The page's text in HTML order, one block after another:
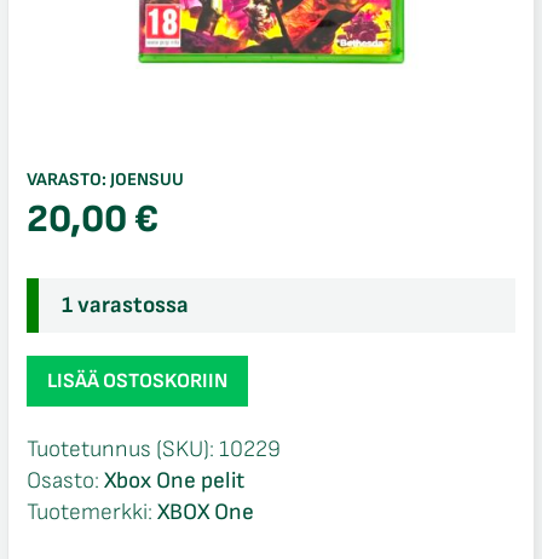
VARASTO: JOENSUU
20,00€
1 varastossa
Rage
2
One
määrä
LISÄÄ OSTOSKORIIN
Tuotetunnus (SKU): 10229
Osasto: Xbox One pelit
Tuotemerkki: XBOX One